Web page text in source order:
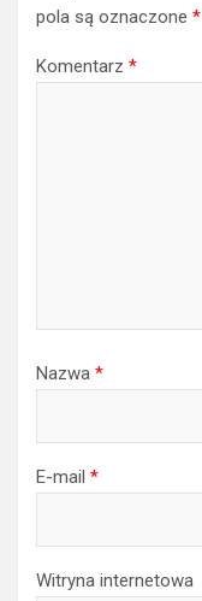
pola są oznaczone *
Komentarz *
Nazwa *
E-mail *
Witryna internetowa